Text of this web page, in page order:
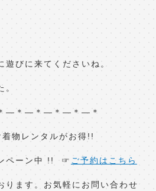
遊びに来てくださいね。
。
—＊—＊—＊—＊—＊
物レンタルがお得!!
ペーン中 !! ☞ ご予約はこちら
ります。お気軽にお問い合わせ